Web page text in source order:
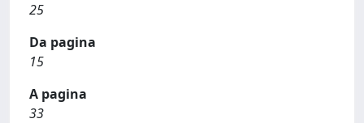
25
Da pagina
15
A pagina
33